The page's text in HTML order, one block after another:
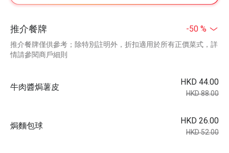
推介餐牌 -50 %
推介餐牌僅供參考；除特別註明外，折扣適用於所有正價菜式，詳
情請參閱商戶細則
牛肉醬焗薯皮
HKD 44.00
HKD 88.00
焗麵包球
HKD 26.00
HKD 52.00